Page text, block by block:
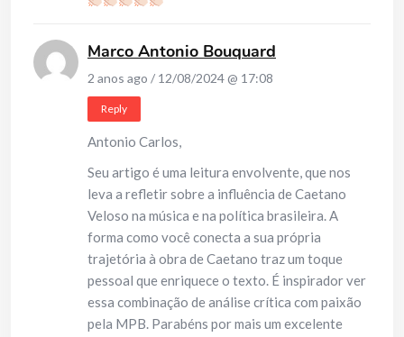
Marco Antonio Bouquard
2 anos ago / 12/08/2024 @ 17:08
Reply
Antonio Carlos,
Seu artigo é uma leitura envolvente, que nos
leva a refletir sobre a influência de Caetano
Veloso na música e na política brasileira. A
forma como você conecta a sua própria
trajetória à obra de Caetano traz um toque
pessoal que enriquece o texto. É inspirador ver
essa combinação de análise crítica com paixão
pela MPB. Parabéns por mais um excelente